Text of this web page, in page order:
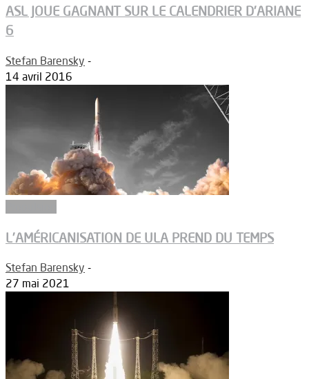
ASL JOUE GAGNANT SUR LE CALENDRIER D’ARIANE
6
Stefan Barensky -
14 avril 2016
L’AMÉRICANISATION DE ULA PREND DU TEMPS
Stefan Barensky -
27 mai 2021